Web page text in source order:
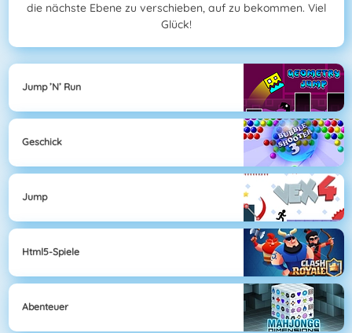
die nächste Ebene zu verschieben, auf zu bekommen. Viel
Glück!
Jump ’n’ Run
Geschick
Jump
Html5-Spiele
Abenteuer